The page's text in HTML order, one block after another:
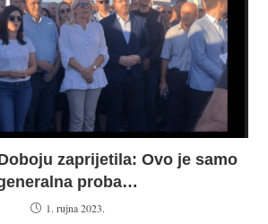
zaprijetila: Ovo je samo
proba…
1. rujna 2023.